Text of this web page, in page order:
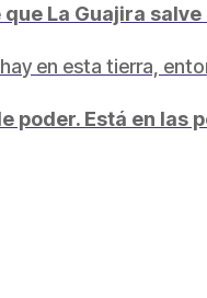
La Guajira salve
en esta tierra,
poder. Está en las